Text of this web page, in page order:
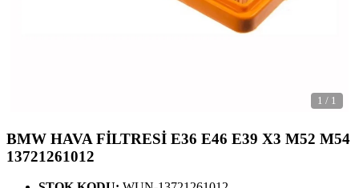
1 / 1
BMW HAVA FİLTRESİ E36 E46 E39 X3 M52 M54
13721261012